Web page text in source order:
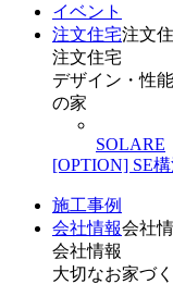
イベント
注文住宅注文
注文住宅
デザイン・性
の家
SOLARE
[OPTION] SE
施工事例
会社情報会社
会社情報
大切なお家づ